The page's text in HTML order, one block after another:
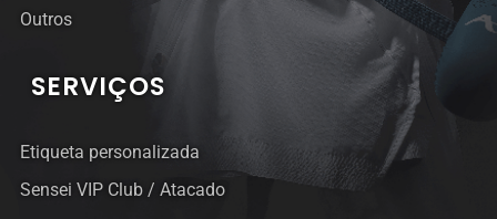
Outros
SERVIÇOS
Etiqueta personalizada
Sensei VIP Club / Atacado